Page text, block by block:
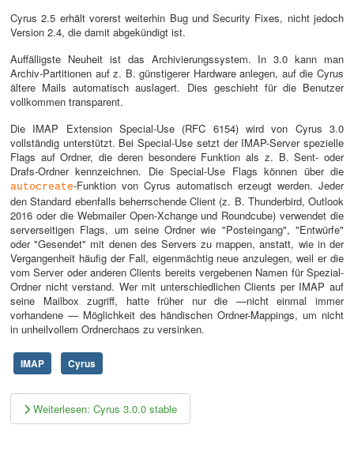
Cyrus 2.5 erhält vorerst weiterhin Bug und Security Fixes, nicht jedoch
Version 2.4, die damit abgekündigt ist.
Auffälligste Neuheit ist das Archivierungssystem. In 3.0 kann man
Archiv-Partitionen auf z. B. günstigerer Hardware anlegen, auf die Cyrus
ältere Mails automatisch auslagert. Dies geschieht für die Benutzer
vollkommen transparent.
Die IMAP Extension Special-Use (RFC 6154) wird von Cyrus 3.0
vollständig unterstützt. Bei Special-Use setzt der IMAP-Server spezielle
Flags auf Ordner, die deren besondere Funktion als z. B. Sent- oder
Drafs-Ordner kennzeichnen. Die Special-Use Flags können über die
autocreate-Funktion von Cyrus automatisch erzeugt werden. Jeder
den Standard ebenfalls beherrschende Client (z. B. Thunderbird, Outlook
2016 oder die Webmailer Open-Xchange und Roundcube) verwendet die
serverseitigen Flags, um seine Ordner wie "Posteingang", "Entwürfe"
oder "Gesendet" mit denen des Servers zu mappen, anstatt, wie in der
Vergangenheit häufig der Fall, eigenmächtig neue anzulegen, weil er die
vom Server oder anderen Clients bereits vergebenen Namen für Spezial-
Ordner nicht verstand. Wer mit unterschiedlichen Clients per IMAP auf
seine Mailbox zugriff, hatte früher nur die —nicht einmal immer
vorhandene — Möglichkeit des händischen Ordner-Mappings, um nicht
in unheilvollem Ordnerchaos zu versinken.
IMAP Cyrus
Weiterlesen: Cyrus 3.0.0 stable